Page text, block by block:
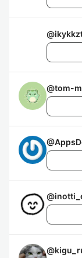
@
@tom-
@
@
@